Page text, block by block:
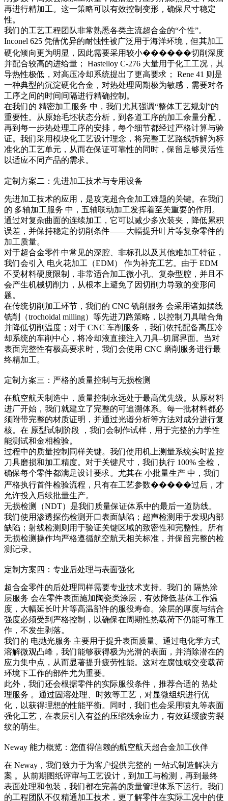
再进行精加工。这一策略可以有效控制变形，确保尺寸稳定
性。
我们的工艺工程团队非常熟悉各类主流超合金的“个性”。
Inconel 625 凭借优异的耐蚀性被广泛用于海洋环境，但其加工
硬化倾向更为明显，因此需要采用较小������切削深度
并配合较高的进给量； Hastelloy C-276 大量用于化工工况，其
导热性极低，对高压冷却系统提出了更高要求； Rene 41 则是
一种典型的沉淀硬化合金，对热处理周期极为敏感，需要对各
工序之间的时间间隔进行精确控制。
在我们的 精密加工服务 中，我们尤其强调“整体工艺规划”的
重要性。从原始毛坯状态分析，到各道工序的加工余量分配，
再到每一步热处理工序的安排，每个细节都经过严格计算与验
证。我们采用模块化工艺设计理念，将完整工艺路线拆解为标
准化的工艺单元，从而在保证可靠性的同时，保留足够灵活性
以适应不同产品的需求。
定制方案二：先进加工技术与专用设备
先进加工技术的应用，是攻克超合金加工难题的关键。在我们
的 多轴加工服务 中，五轴联动加工发挥着至关重要的作用。
通过对复杂曲面的连续加工，它可以减少多次装夹，降低累积
误差，并保持稳定的切削条件——大幅提升叶片等复杂零件的
加工质量。
对于超合金零件中常见的深腔、非标孔以及其他难加工特征，
我们会引入 电火花加工（EDM）
作为补充工艺。由于 EDM
不受材料硬度限制，非常适合加工微小孔、复杂型腔，并且不
会产生机械切削力，从根本上避免了因切削力导致的变形问
题。
在传统切削加工环节，我们的 CNC 铣削服务 会采用诸如摆线
铣削（trochoidal milling）等先进刀路策略，以控制刀具啮合角
并降低切削温度；对于 CNC 车削服务 ，我们依托配备高压冷
却系统的车削中心，将冷却液直接注入刀具–切屑界面。当对
表面完整性有极高要求时，我们会使用 CNC 磨削服务进行最
终精加工。
定制方案三：严格的质量控制与无损检测
在航空航天制造中，质量控制永远处于最高优先级。从原材料
进厂开始，我们就建立了完整的可追溯体系。每一批材料都必
须附带完整的材质证明，并通过光谱分析等方法对成分进行复
核。在 原型试制阶段 ，我们会制作试样，用于完整的力学性
能测试和金相检验。
过程中的质量控制同样关键。我们使用机上测量系统实时监控
刀具磨损和加工精度。对于关键尺寸，我们执行 100% 全检，
确保每个零件都满足设计要求。尤其在 小批量生产 中，我们
严格执行首件检验流程，只有在工艺参数�����过后，才
允许投入后续批量生产。
无损检测（NDT）是我们质量保证体系中的最后一道防线。
我们使用渗透探伤检测开口表面缺陷；超声检测用于发现内部
缺陷；射线检测则用于验证关键区域的致密性和完整性。所有
无损检测操作均严格遵循航空航天相关标准，并保留完整的检
测记录。
定制方案四：专业后处理与表面强化
超合金零件的后处理同样需要专业技术支持。我们的 隔热涂
层服务 会在零件表面施加陶瓷类涂层，有效降低基体工作温
度，大幅延长叶片等高温部件的服役寿命。涂层的厚度与结合
强度必须受到严格控制，以确保在周期性热载荷下仍能可靠工
作，不发生剥落。
我们的 电抛光服务 主要用于提升表面质量。通过电化学方式
溶解微观凸峰，我们能够获得极为光滑的表面，并消除潜在的
应力集中点，从而显著提升疲劳性能。这对在腐蚀或交变载荷
环境下工作的部件尤为重要。
此外，我们还会根据零件的实际服役条件，推荐合适的 热处
理服务 。通过固溶处理、时效等工艺，对显微组织进行优
化，以获得理想的性能平衡。同时，我们也会采用喷丸等表面
强化工艺，在表层引入有益的压缩残余应力，有效延缓疲劳裂
纹的萌生。
Neway 能力概览：您值得信赖的航空航天超合金加工伙伴
在 Neway，我们致力于为客户提供完整的 一站式制造解决方
案 。从前期图纸评审与工艺设计，到加工与检测，再到最终
表面处理和包装，我们都在完善的质量管理体系下运行。我们
的工程团队不仅精通加工技术，更了解零件在实际工况中的使